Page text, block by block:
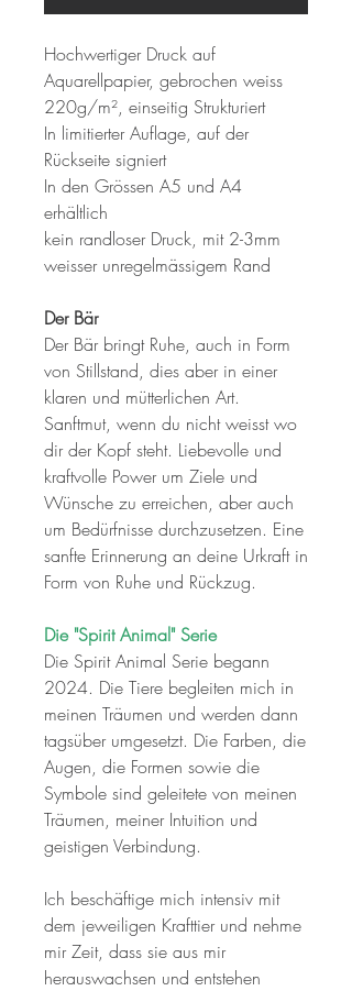
Hochwertiger Druck auf
Aquarellpapier, gebrochen weiss
220g/m², einseitig Strukturiert
In limitierter Auflage, auf der
Rückseite signiert
In den Grössen A5 und A4
erhältlich
kein randloser Druck, mit 2-3mm
weisser unregelmässigem Rand
Der Bär
Der Bär bringt Ruhe, auch in Form
von Stillstand, dies aber in einer
klaren und mütterlichen Art.
Sanftmut, wenn du nicht weisst wo
dir der Kopf steht. Liebevolle und
kraftvolle Power um Ziele und
Wünsche zu erreichen, aber auch
um Bedürfnisse durchzusetzen. Eine
sanfte Erinnerung an deine Urkraft in
Form von Ruhe und Rückzug.
Die "Spirit Animal" Serie
Die Spirit Animal Serie begann
2024. Die Tiere begleiten mich in
meinen Träumen und werden dann
tagsüber umgesetzt. Die Farben, die
Augen, die Formen sowie die
Symbole sind geleitete von meinen
Träumen, meiner Intuition und
geistigen Verbindung.
Ich beschäftige mich intensiv mit
dem jeweiligen Krafttier und nehme
mir Zeit, dass sie aus mir
herauswachsen und entstehen